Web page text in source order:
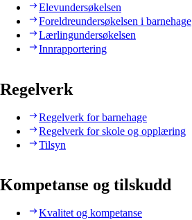
Elevundersøkelsen
Foreldreundersøkelsen i barnehage
Lærlingundersøkelsen
Innrapportering
Regelverk
Regelverk for barnehage
Regelverk for skole og opplæring
Tilsyn
Kompetanse og tilskudd
Kvalitet og kompetanse